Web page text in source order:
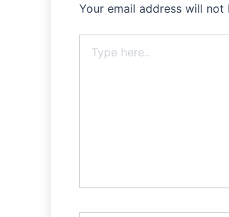
Your email address will not
here..